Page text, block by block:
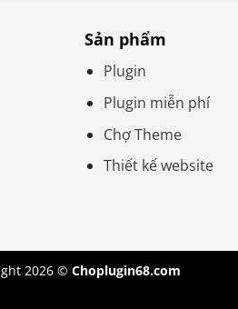
Sản phẩm
Plugin
Plugin miễn phí
Chợ Theme
Thiết kế website
2026 © Choplugin68.com